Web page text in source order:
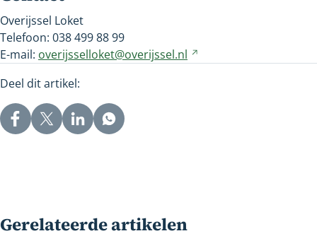
Overijssel Loket
Telefoon: 038 499 88 99
E-mail: overijsselloket@overijssel.nl
Deel dit artikel:
Gerelateerde artikelen